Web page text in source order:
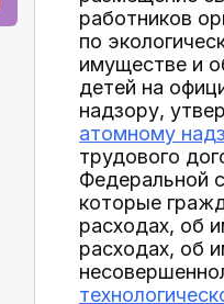
работников
по
имуществе и
детей на
надзору,
атомному
трудового
Федеральной
которые
расходах, об
расходах, об